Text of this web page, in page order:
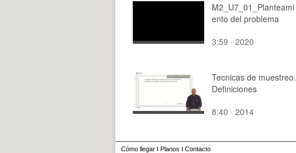
M2_U7_01_Planteami
ento del problema
3:59 · 2020
Tecnicas de muestreo.
Definiciones
8:40 · 2014
Cómo llegar I Planos I Contacto